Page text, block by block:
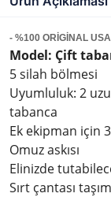
- %100 ORİGİNAL
Model: Çift
5 silah bölmesi
Uyumluluk: 2
tabanca
Ek ekipman için
Omuz askısı
Elinizde
Sırt çantası